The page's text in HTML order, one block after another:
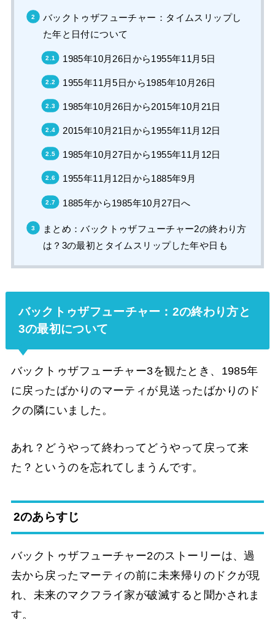
バックトゥザフューチャー：タイムスリップし
た年と日付について
1985年10月26日から1955年11月5日
1955年11月5日から1985年10月26日
1985年10月26日から2015年10月21日
2015年10月21日から1955年11月12日
1985年10月27日から1955年11月12日
1955年11月12日から1885年9月
1885年から1985年10月27日へ
まとめ：バックトゥザフューチャー2の終わり方
は？3の最初とタイムスリップした年や日も
バックトゥザフューチャー：2の終わり方と
3の最初について
バックトゥザフューチャー3を観たとき、1985年
に戻ったばかりのマーティが見送ったばかりのド
クの隣にいました。
あれ？どうやって終わってどうやって戻って来
た？というのを忘れてしまうんです。
2のあらすじ
バックトゥザフューチャー2のストーリーは、過
去から戻ったマーティの前に未来帰りのドクが現
れ、未来のマクフライ家が破滅すると聞かされま
す。